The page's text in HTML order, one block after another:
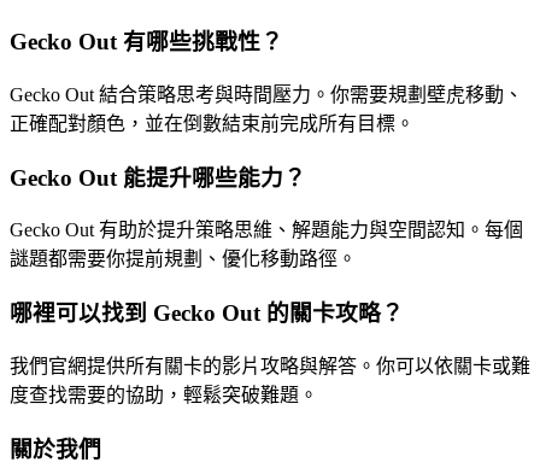
Gecko Out 有哪些挑戰性？
Gecko Out 結合策略思考與時間壓力。你需要規劃壁虎移動、
正確配對顏色，並在倒數結束前完成所有目標。
Gecko Out 能提升哪些能力？
Gecko Out 有助於提升策略思維、解題能力與空間認知。每個
謎題都需要你提前規劃、優化移動路徑。
哪裡可以找到 Gecko Out 的關卡攻略？
我們官網提供所有關卡的影片攻略與解答。你可以依關卡或難
度查找需要的協助，輕鬆突破難題。
關於我們